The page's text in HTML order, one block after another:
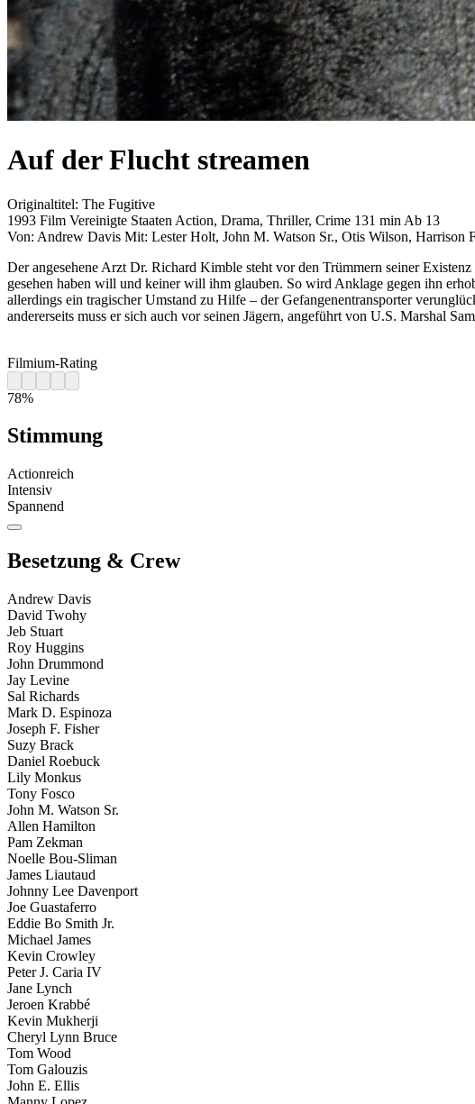
Auf der Flucht streamen
Originaltitel: The Fugitive
1993 Film Vereinigte Staaten Action, Drama, Thriller, Crime 131 min Ab 13
Von: Andrew Davis Mit: Lester Holt, John M. Watson Sr., Otis Wilson, Harrison
Der angesehene Arzt Dr. Richard Kimble steht vor den Trümmern seiner
gesehen haben will und keiner will ihm glauben. So wird Anklage gegen ihn
allerdings ein tragischer Umstand zu Hilfe – der Gefangenentransporter
andererseits muss er sich auch vor seinen Jägern, angeführt von U.S. Marshal
Filmium-Rating
78%
Stimmung
Actionreich
Intensiv
Spannend
Besetzung & Crew
Andrew Davis
David Twohy
Jeb Stuart
Roy Huggins
John Drummond
Jay Levine
Sal Richards
Mark D. Espinoza
Joseph F. Fisher
Suzy Brack
Daniel Roebuck
Lily Monkus
Tony Fosco
John M. Watson Sr.
Allen Hamilton
Pam Zekman
Noelle Bou-Sliman
James Liautaud
Johnny Lee Davenport
Joe Guastaferro
Eddie Bo Smith Jr.
Michael James
Kevin Crowley
Peter J. Caria IV
Jane Lynch
Jeroen Krabbé
Kevin Mukherji
Cheryl Lynn Bruce
Tom Wood
Tom Galouzis
John E. Ellis